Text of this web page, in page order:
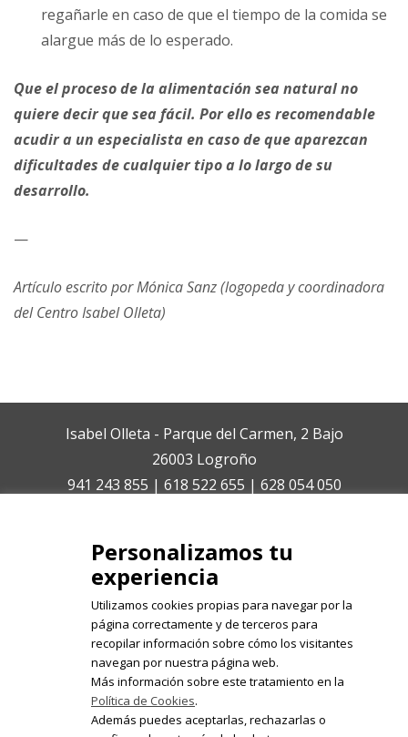
regañarle en caso de que el tiempo de la comida se
alargue más de lo esperado.
Que el proceso de la alimentación sea natural no
quiere decir que sea fácil. Por ello es recomendable
acudir a un especialista en caso de que aparezcan
dificultades de cualquier tipo a lo largo de su
desarrollo.
—
Artículo escrito por Mónica Sanz (logopeda y coordinadora
del Centro Isabel Olleta)
Isabel Olleta - Parque del Carmen, 2 Bajo
26003 Logroño
941 243 855 | 618 522 655 | 628 054 050
Registrate en nuestro boletín de
noticias
Personalizamos tu
experiencia
Utilizamos cookies propias para navegar por la
página correctamente y de terceros para
recopilar información sobre cómo los visitantes
navegan por nuestra página web.
Más información sobre este tratamiento en la
Política de Cookies.
Además puedes aceptarlas, rechazarlas o